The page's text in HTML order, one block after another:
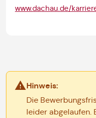
www.dachau.de/
Hinweis:
Die
leider abgelaufen.